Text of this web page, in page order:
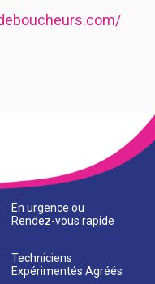
En urgence ou
Rendez-vous rapide
Techniciens
Expérimentés Agréés